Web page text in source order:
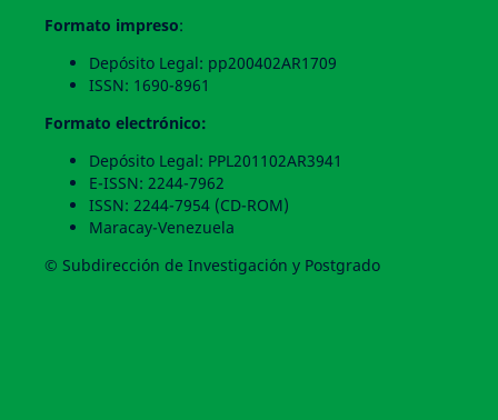
Formato impreso:
Depósito Legal: pp200402AR1709
ISSN: 1690-8961
Formato electrónico:
Depósito Legal: PPL201102AR3941
E-ISSN: 2244-7962
ISSN: 2244-7954 (CD-ROM)
Maracay-Venezuela
© Subdirección de Investigación y Postgrado